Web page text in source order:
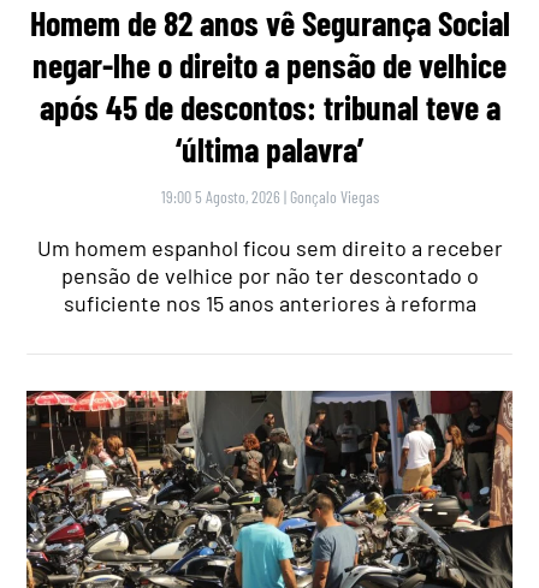
Homem de 82 anos vê Segurança Social
negar-lhe o direito a pensão de velhice
após 45 de descontos: tribunal teve a
‘última palavra’
19:00 5 Agosto, 2026 | Gonçalo Viegas
Um homem espanhol ficou sem direito a receber
pensão de velhice por não ter descontado o
suficiente nos 15 anos anteriores à reforma